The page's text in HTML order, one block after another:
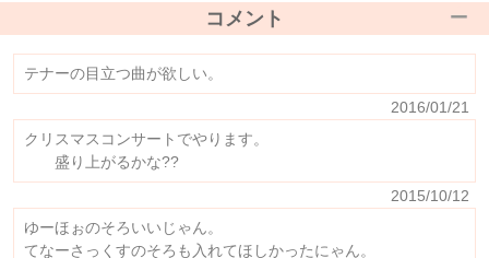
コメント
テナーの目立つ曲が欲しい。
2016/01/21
クリスマスコンサートでやります。
盛り上がるかな??
2015/10/12
ゆーほぉのそろいいじゃん。
てなーさっくすのそろも入れてほしかったにゃん。